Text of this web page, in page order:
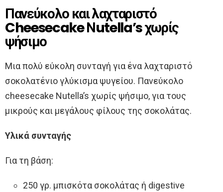
Πανεύκολο και λαχταριστό
Cheesecake Νutella’s χωρίς
ψήσιμο
Μια πολύ εύκολη συνταγή για ένα λαχταριστό
σοκολατένιο γλύκισμα ψυγείου. Πανεύκολο
cheesecake Nutella’s χωρίς ψήσιμο, για τους
μικρούς και μεγάλους φίλους της σοκολάτας.
Υλικά συνταγής
Για τη βάση:
250 γρ. μπισκότα σοκολάτας ή digestive